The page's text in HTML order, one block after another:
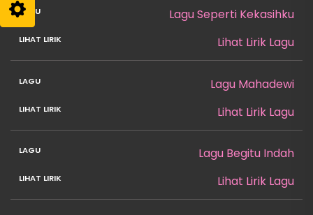
Lagu Seperti Kekasihku
Lihat Lirik Lagu
Lagu Mahadewi
Lihat Lirik Lagu
Lagu Begitu Indah
Lihat Lirik Lagu